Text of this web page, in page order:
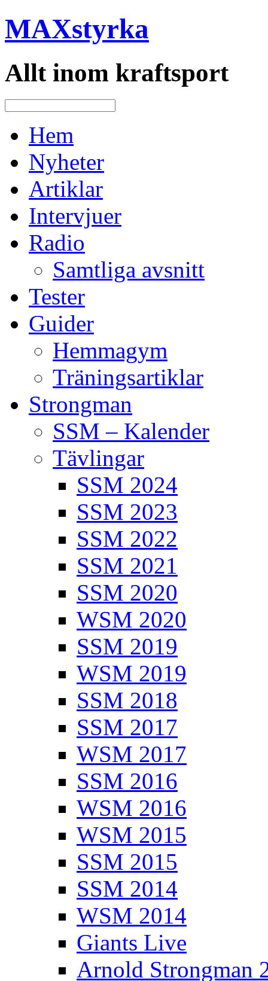
MAXstyrka
Allt inom kraftsport
Hem
Nyheter
Artiklar
Intervjuer
Radio
Samtliga avsnitt
Tester
Guider
Hemmagym
Träningsartiklar
Strongman
SSM – Kalender
Tävlingar
SSM 2024
SSM 2023
SSM 2022
SSM 2021
SSM 2020
WSM 2020
SSM 2019
WSM 2019
SSM 2018
SSM 2017
WSM 2017
SSM 2016
WSM 2016
WSM 2015
SSM 2015
SSM 2014
WSM 2014
Giants Live
Arnold Strongman